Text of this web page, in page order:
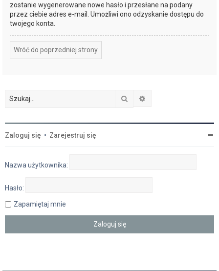
zostanie wygenerowane nowe hasło i przesłane na podany
przez ciebie adres e-mail. Umożliwi ono odzyskanie dostępu do
twojego konta.
Wróć do poprzedniej strony
Szukaj
Zaloguj się • Zarejestruj się
Nazwa użytkownika:
Hasło:
Zapamiętaj mnie